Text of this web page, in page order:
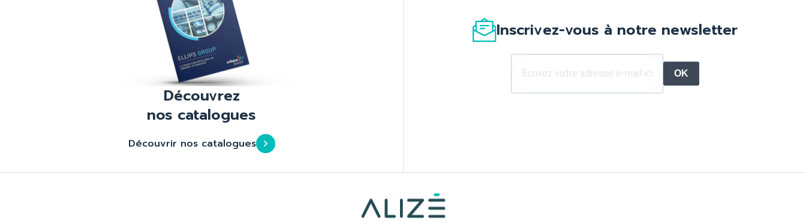
Découvrez
nos catalogues
Découvrir nos catalogues
Inscrivez-vous à notre newsletter
OK